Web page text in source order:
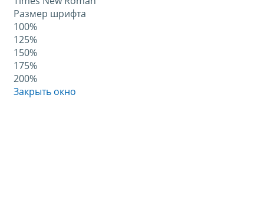
Размер шрифта
100%
125%
150%
175%
200%
Закрыть окно